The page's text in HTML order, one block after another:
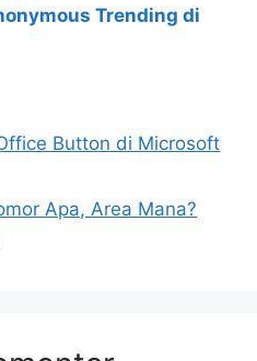
Trending di
Button di Microsoft
Apa, Area Mana?